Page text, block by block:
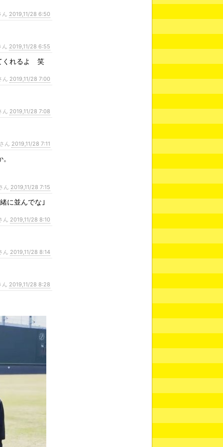
ん 2019,11/28 6:50
ん 2019,11/28 6:55
くれるよ 笑
ん 2019,11/28 7:00
ん 2019,11/28 7:08
ん 2019,11/28 7:11
ん 2019,11/28 7:15
に並んでな｣
ん 2019,11/28 8:10
ん 2019,11/28 8:14
ん 2019,11/28 8:28